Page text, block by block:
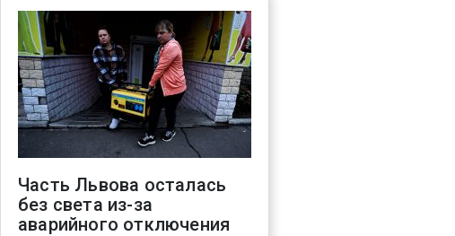
Часть Львова осталась
без света из-за
аварийного отключения